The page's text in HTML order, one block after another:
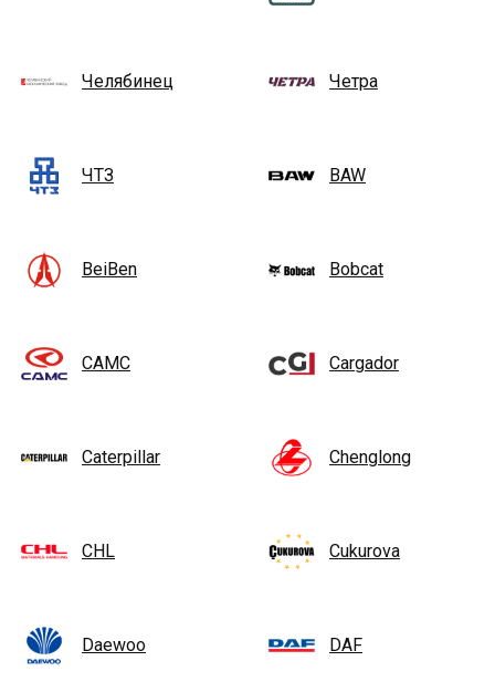
Челябинец Четра
ЧТЗ BAW
BeiBen Bobcat
CAMC Cargador
Caterpillar Chenglong
CHL Cukurova
Daewoo DAF